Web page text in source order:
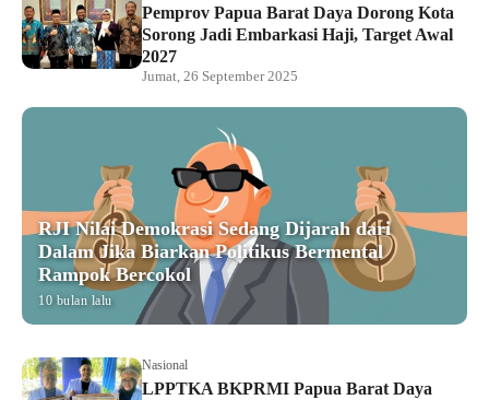
Pemprov Papua Barat Daya Dorong Kota
Sorong Jadi Embarkasi Haji, Target Awal
2027
Jumat, 26 September 2025
RJI Nilai Demokrasi Sedang Dijarah dari
Dalam Jika Biarkan Politikus Bermental
Rampok Bercokol
10 bulan lalu
Nasional
LPPTKA BKPRMI Papua Barat Daya